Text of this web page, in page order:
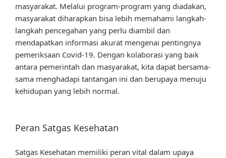
masyarakat. Melalui program-program yang diadakan,
masyarakat diharapkan bisa lebih memahami langkah-
langkah pencegahan yang perlu diambil dan
mendapatkan informasi akurat mengenai pentingnya
pemeriksaan Covid-19. Dengan kolaborasi yang baik
antara pemerintah dan masyarakat, kita dapat bersama-
sama menghadapi tantangan ini dan berupaya menuju
kehidupan yang lebih normal.
Peran Satgas Kesehatan
Satgas Kesehatan memiliki peran vital dalam upaya